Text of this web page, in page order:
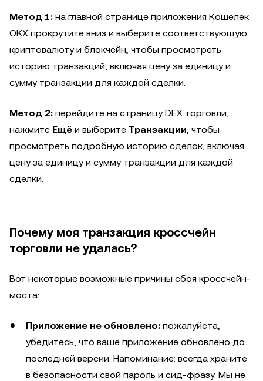
Метод 1: на главной странице приложения Кошелек
OKX прокрутите вниз и выберите соответствующую
криптовалюту и блокчейн, чтобы просмотреть
историю транзакций, включая цену за единицу и
сумму транзакции для каждой сделки.
Метод 2: перейдите на страницу DEX торговли,
нажмите Ещё и выберите Транзакции, чтобы
просмотреть подробную историю сделок, включая
цену за единицу и сумму транзакции для каждой
сделки.
Почему моя транзакция кроссчейн
торговли не удалась?
Вот некоторые возможные причины сбоя кроссчейн-
моста:
Приложение не обновлено: пожалуйста,
убедитесь, что ваше приложение обновлено до
последней версии. Напоминание: всегда храните
в безопасности свой пароль и сид-фразу. Мы не